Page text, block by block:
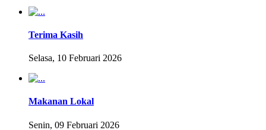
Terima Kasih
Selasa, 10 Februari 2026
Makanan Lokal
Senin, 09 Februari 2026